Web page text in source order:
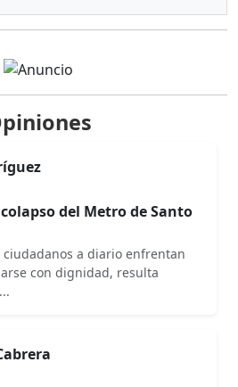
del Metro de Santo
a diario enfrentan
con dignidad, resulta